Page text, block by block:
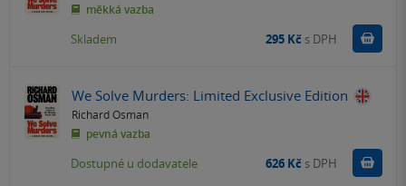
měkká vazba
Skladem 295 Kč s DPH
We Solve Murders: Limited Exclusive Edition
Richard Osman
pevná vazba
Dostupné u dodavatele 626 Kč s DPH